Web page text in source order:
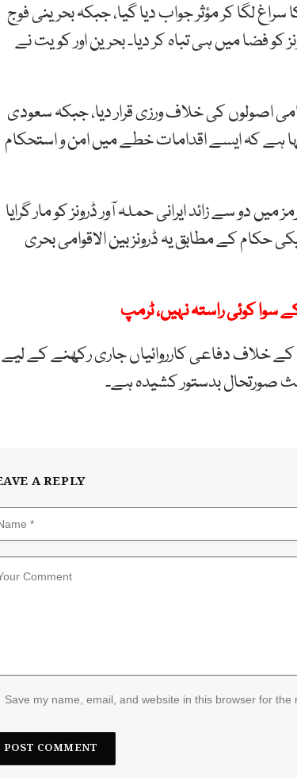
لگا کر مؤثر جواب دیا گیا، جبکہ بحرینی فوج
کو فضا میں ہی تباہ کر دیا۔ بحرین اور کویت نے
اصولوں کی خلاف ورزی قرار دیا، جبکہ سعودی
ہے کہ ایسے اقدامات خطے میں امن و استحکام
دو سے زائد ایرانی حملہ آور ڈرونز کو مار گرایا
حکام کے مطابق یہ ڈرونز بین الاقوامی بحری
کے خلاف دفاعی کارروائیاں جاری رکھنے کے لیے
صورتحال بدستور کشیدہ ہے۔
A REPLY
Save my name, email, and website in this browser for the